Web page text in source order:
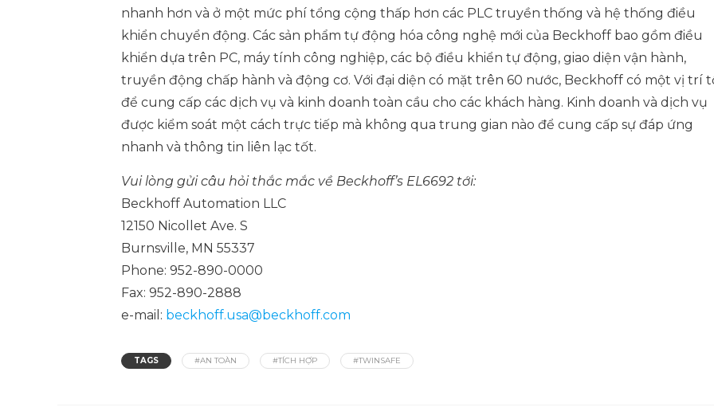
nhanh hơn và ở một mức phí tổng cộng thấp hơn các PLC truyền thống và hệ thống điều
khiển chuyển động. Các sản phẩm tự động hóa công nghệ mới của Beckhoff bao gồm điều
khiển dựa trên PC, máy tính công nghiệp, các bộ điều khiển tự động, giao diện vận hành,
truyền động chấp hành và động cơ. Với đại diện có mặt trên 60 nước, Beckhoff có một vị trí
để cung cấp các dịch vụ và kinh doanh toàn cầu cho các khách hàng. Kinh doanh và dịch vụ
được kiểm soát một cách trực tiếp mà không qua trung gian nào để cung cấp sự đáp ứng
nhanh và thông tin liên lạc tốt.
Vui lòng gửi câu hỏi thắc mắc về Beckhoff’s EL6692 tới:
Beckhoff Automation LLC
12150 Nicollet Ave. S
Burnsville, MN 55337
Phone: 952-890-0000
Fax: 952-890-2888
e-mail: beckhoff.usa@beckhoff.com
TAGS #AN TOÀN #TÍCH HỢP #TWINSAFE